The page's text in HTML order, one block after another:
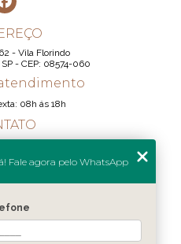
- Vila Florindo
- CEP: 08574-060
08h ás 18h
1344
Fale agora pelo WhatsApp